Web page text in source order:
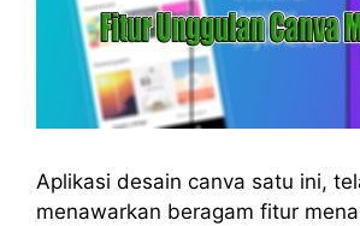
Aplikasi desain canva satu ini,
menawarkan beragam fitur